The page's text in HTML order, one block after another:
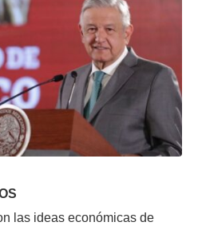
las ideas económicas de